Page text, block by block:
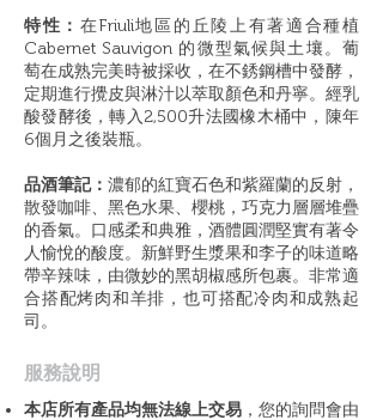
特性：在Friuli地區的丘陵上有著適合種植
Cabernet Sauvigon 的微型氣候與土壤。葡
萄在成熟完美時被採收，在不銹鋼槽中發酵，
定期進行攪皮與淋汁以萃取顏色和丹寧。經乳
酸發酵後，轉入2,500升法國橡木桶中，陳年
6個月之後裝瓶。
品酒筆記： 濃郁的紅寶石色和紫羅蘭的反射，
散發咖啡、黑色水果、櫻桃，巧克力層層堆疊
的香氣。口感柔和典雅，酒體圓潤堅實有著令
人愉悅的酸度。新鮮野生漿果和李子的味道略
帶辛辣味，由微妙的黑胡椒感所包裹。非常適
合搭配烤肉和羊排，也可搭配冷肉和成熟起
司。
​服務說明
本店所有產品均無法線上交易 ，您的詢問會由